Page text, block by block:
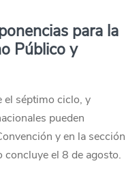
para la
Público y
el séptimo ciclo, y
pueden
y en la sección
concluye el 8 de agosto.